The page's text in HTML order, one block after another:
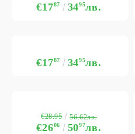
€1787 3495лв.
€1787 3495лв.
€2606 5097лв.
€28.95 56.62лв.